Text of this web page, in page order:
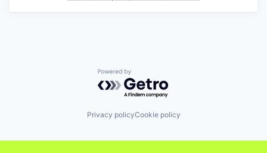
Powered by Getro.com
Privacy policyCookie policy